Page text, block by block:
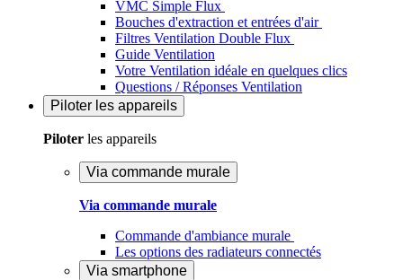
VMC Simple Flux
Bouches d'extraction et entrées d'air
Filtres Ventilation Double Flux
Guide Ventilation
Votre Ventilation idéale en quelques clics
Questions / Réponses Ventilation
Piloter les appareils
Piloter les appareils
Via commande murale
Via commande murale
Commande d'ambiance murale
Les options des radiateurs connectés
Via smartphone